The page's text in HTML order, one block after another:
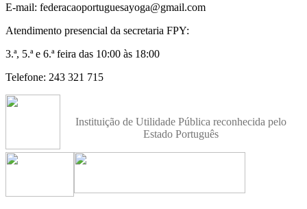
E-mail: federacaoportuguesayoga@gmail.com
Atendimento presencial da secretaria FPY:
3.ª, 5.ª e 6.ª feira das 10:00 às 18:00
Telefone: 243 321 715
Instituição de Utilidade Pública reconhecida pelo
Estado Português